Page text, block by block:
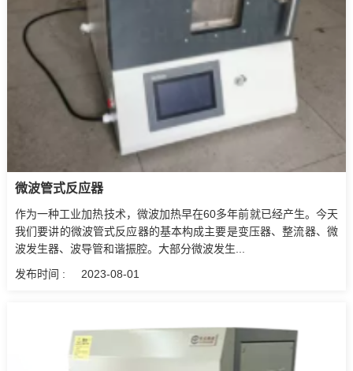
微波管式反应器‍
作为一种工业加热技术，微波加热早在60多年前就已经产生。今天
我们要讲的微波管式反应器‍的基本构成主要是变压器、整流器、微
波发生器、波导管和谐振腔。大部分微波发生...
发布时间 :
2023-08-01